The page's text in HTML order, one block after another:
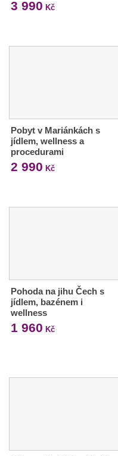
3 990 Kč
Pobyt v Mariánkách s
jídlem, wellness a
procedurami
2 990 Kč
Pohoda na jihu Čech s
jídlem, bazénem i
wellness
1 960 Kč